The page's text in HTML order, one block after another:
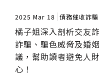
2025 Mar 18 債務催收詐騙
橘子姐深入剖析交友
詐騙、騙色威脅及婚
議，幫助讀者避免人
心！